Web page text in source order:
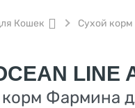
Кошек Сухой корм
LINE
Фармина